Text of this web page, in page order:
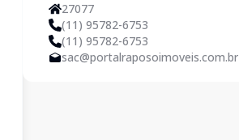
27077
(11) 95782-6753
(11) 95782-6753
sac@portalraposoimoveis.com.br